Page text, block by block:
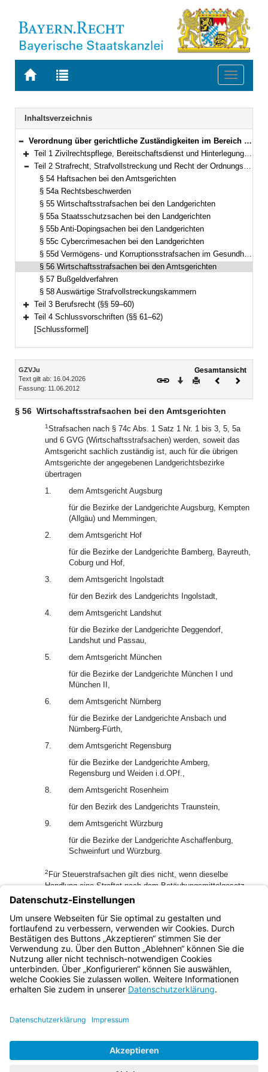
Zur
BAYERN.RECHT
Zur
letzten
Suche
Toggle
Navigation
Inhaltsverzeichnis
Bereich reduzieren
Verordnung über gerichtliche Zuständigkeiten im Bereich des Staatsministeriums der Justiz (Gerichtliche Zuständigkeitsverordnung Justiz – GZVJu) Vom 11. Juni 2012 (GVBl. S. 295) BayRS 300-3-1-J (§§ 1–62)
Bereich erweitern
Teil 1 Zivilrechtspflege, Bereitschaftsdienst und Hinterlegung (§§ 1–53)
Bereich reduzieren
Teil 2 Strafrecht, Strafvollstreckung und Recht der Ordnungswidrigkeiten (§§ 54–58)
§ 54 Haftsachen bei den Amtsgerichten
§ 54a Rechtsbeschwerden
§ 55 Wirtschaftsstrafsachen bei den Landgerichten
§ 55a Staatsschutzsachen bei den Landgerichten
§ 55b Anti-Dopingsachen bei den Landgerichten
§ 55c Cybercrimesachen bei den Landgerichten
§ 55d Vermögens- und Korruptionsstrafsachen im Gesundheitswesen bei den Landgerichten
§ 56 Wirtschaftsstrafsachen bei den Amtsgerichten
§ 57 Bußgeldverfahren
§ 58 Auswärtige Strafvollstreckungskammern
Bereich erweitern
Teil 3 Berufsrecht (§§ 59–60)
Bereich erweitern
Teil 4 Schlussvorschriften (§§ 61–62)
[Schlussformel]
Inhalt
GZVJu
Text gilt ab: 16.04.2026
Fassung: 11.06.2012
Gesamtansicht
Download
DruckenVorheriges
§ 56 Wirtschaftsstrafsachen bei den Amtsgerichten
1Strafsachen nach § 74c Abs. 1 Satz 1 Nr. 1 bis 3, 5, 5a
und 6 GVG (Wirtschaftsstrafsachen) werden, soweit das
Amtsgericht sachlich zuständig ist, auch für die übrigen
Amtsgerichte der angegebenen Landgerichtsbezirke
übertragen
1.
dem Amtsgericht Augsburg
für die Bezirke der Landgerichte Augsburg, Kempten
(Allgäu) und Memmingen,
2.
dem Amtsgericht Hof
für die Bezirke der Landgerichte Bamberg, Bayreuth,
Coburg und Hof,
3.
dem Amtsgericht Ingolstadt
für den Bezirk des Landgerichts Ingolstadt,
4.
dem Amtsgericht Landshut
für die Bezirke der Landgerichte Deggendorf,
Landshut und Passau,
5.
dem Amtsgericht München
für die Bezirke der Landgerichte München I und
München II,
6.
dem Amtsgericht Nürnberg
für die Bezirke der Landgerichte Ansbach und
Nürnberg-Fürth,
7.
dem Amtsgericht Regensburg
für die Bezirke der Landgerichte Amberg,
Regensburg und Weiden i.d.OPf.,
8.
dem Amtsgericht Rosenheim
für den Bezirk des Landgerichts Traunstein,
9.
dem Amtsgericht Würzburg
für die Bezirke der Landgerichte Aschaffenburg,
Schweinfurt und Würzburg.
2 Für Steuerstrafsachen gilt dies nicht, wenn dieselbe
Handlung eine Straftat nach dem Betäubungsmittelgesetz
darstellt oder wenn Steuerstraftaten die Kraftfahrzeugsteuer
betreffen; es gilt im vorbereitenden Steuerstrafverfahren nur
für die Zustimmung des Gerichts nach § 153 Abs. 1 und §
153a Abs. 1 StPO.
Bayern.de
BayernPortal
Impressum